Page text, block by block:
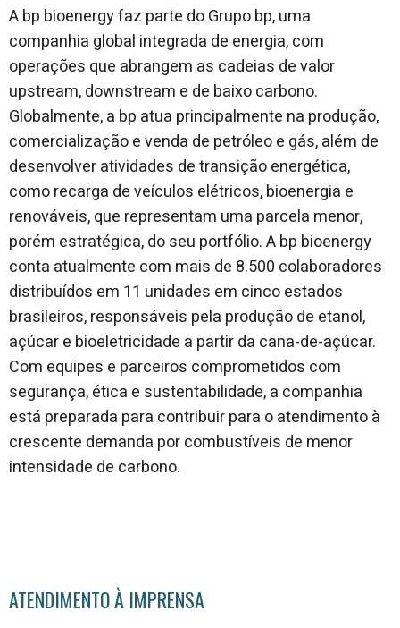
A bp bioenergy faz parte do Grupo bp, uma
companhia global integrada de energia, com
operações que abrangem as cadeias de valor
upstream, downstream e de baixo carbono.
Globalmente, a bp atua principalmente na produção,
comercialização e venda de petróleo e gás, além de
desenvolver atividades de transição energética,
como recarga de veículos elétricos, bioenergia e
renováveis, que representam uma parcela menor,
porém estratégica, do seu portfólio. A bp bioenergy
conta atualmente com mais de 8.500 colaboradores
distribuídos em 11 unidades em cinco estados
brasileiros, responsáveis pela produção de etanol,
açúcar e bioeletricidade a partir da cana-de-açúcar.
Com equipes e parceiros comprometidos com
segurança, ética e sustentabilidade, a companhia
está preparada para contribuir para o atendimento à
crescente demanda por combustíveis de menor
intensidade de carbono.
ATENDIMENTO À IMPRENSA